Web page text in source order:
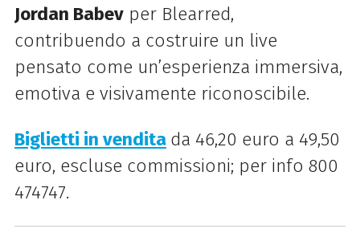
Jordan Babevper Blearred,
contribuendo a costruire un live
pensato come un’esperienza immersiva,
emotiva e visivamente riconoscibile.
Biglietti in vendita da 46,20 euro a 49,50
euro, escluse commissioni; per info 800
474747.